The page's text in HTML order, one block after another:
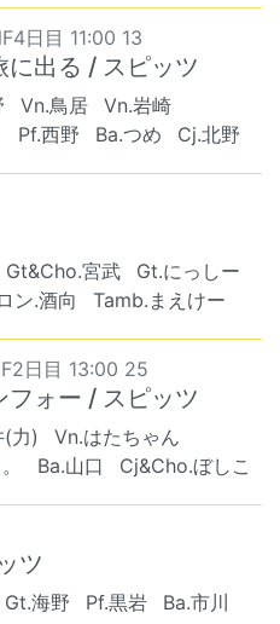
日目 11:00 13
に出る / スピッツ
Vn.鳥居
Vn.岩崎
Pf.西野 Ba.つめ Cj.北野
Gt&Cho.宮武
Gt.にっしー
ン.酒向 Tamb.まえけー
日目 13:00 25
フォー / スピッツ
(力)
Vn.はたちゃん
Ba.山口 Cj&Cho.ぼしこ
ツ
Gt.海野 Pf.黒岩
Ba.市川